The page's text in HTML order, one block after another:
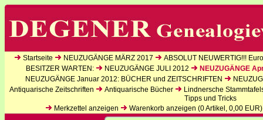
Startseite NEUZUGÄNGE MÄRZ 2017
ABSOLUT NEUWERTIG!!!
BESITZER WARTEN:
NEUZUGÄNGE JULI 2012
NEUZUGÄNGE
NEUZUGÄNGE Januar 2012: BÜCHER und ZEITSCHRIFTEN
Antiquarische Zeitschriften
Antiquarische Bücher
Lindnersche
Tipps und Tricks
Merkzettel anzeigen
Warenkorb anzeigen (0Artikel, 0,00 EUR)